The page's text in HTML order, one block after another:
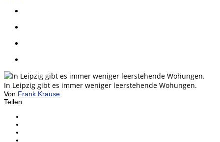
In Leipzig gibt es immer weniger leerstehende Wohungen.
Von Frank Krause
Teilen